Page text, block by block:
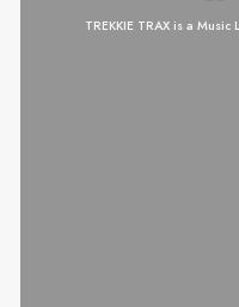
TREKKIE TRAX is a